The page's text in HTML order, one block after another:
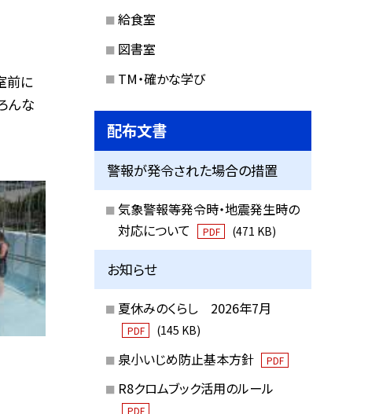
前に
んな
給食室
図書室
TM・確かな学び
配布文書
警報が発令された場合の措置
気象警報等発令時・地震発生時の
対応について
PDF (471 KB)
お知らせ
夏休みのくらし 2026年7月
PDF (145 KB)
泉小いじめ防止基本方針 PDF
R8クロムブック活用のルール
PDF